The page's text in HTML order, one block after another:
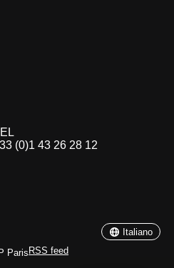
(0)1 43 26 28 12
Paris RSS feed
Italiano
Español